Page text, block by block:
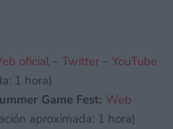
oficial Twitter
YouTube
1 hora)
Game Fest: Web
aproximada: 1 hora)